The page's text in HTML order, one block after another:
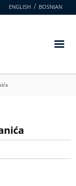
ENGLISH BOSNIAN